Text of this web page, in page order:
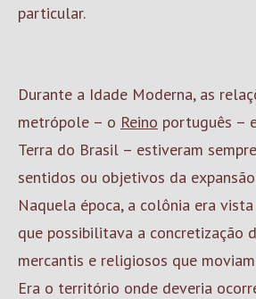
particular.
Durante a Idade Moderna, as
metrópole – o Reino português –
Terra do Brasil – estiveram
sentidos ou objetivos da
Naquela época, a colônia era
que possibilitava a concretização
mercantis e religiosos que
Era o território onde deveria